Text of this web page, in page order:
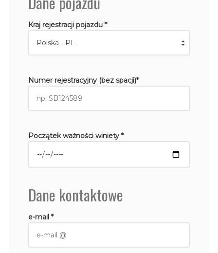
Kraj rejestracji pojazdu *
Numer rejestracyjny (bez spacji)*
Początek ważności winiety *
Dane kontaktowe
e-mail *